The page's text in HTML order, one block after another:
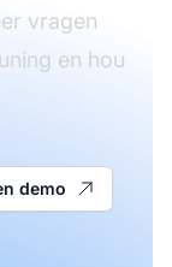
vragen
en hou
demo